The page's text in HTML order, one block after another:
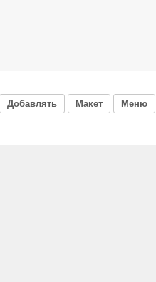
Добавлять Макет Меню